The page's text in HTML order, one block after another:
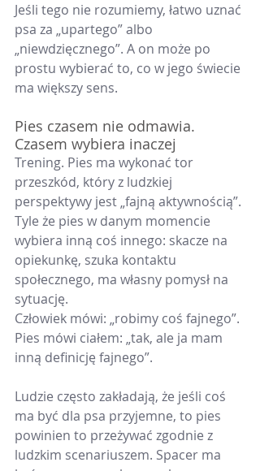
Jeśli tego nie rozumiemy, łatwo uznać
psa za „upartego” albo
„niewdzięcznego”. A on może po
prostu wybierać to, co w jego świecie
ma większy sens.
Pies czasem nie odmawia.
Czasem wybiera inaczej
Trening. Pies ma wykonać tor
przeszkód, który z ludzkiej
perspektywy jest „fajną aktywnością”.
Tyle że pies w danym momencie
wybiera inną coś innego: skacze na
opiekunkę, szuka kontaktu
społecznego, ma własny pomysł na
sytuację.
Człowiek mówi: „robimy coś fajnego”.
Pies mówi ciałem: „tak, ale ja mam
inną definicję fajnego”.
Ludzie często zakładają, że jeśli coś
ma być dla psa przyjemne, to pies
powinien to przeżywać zgodnie z
ludzkim scenariuszem. Spacer ma